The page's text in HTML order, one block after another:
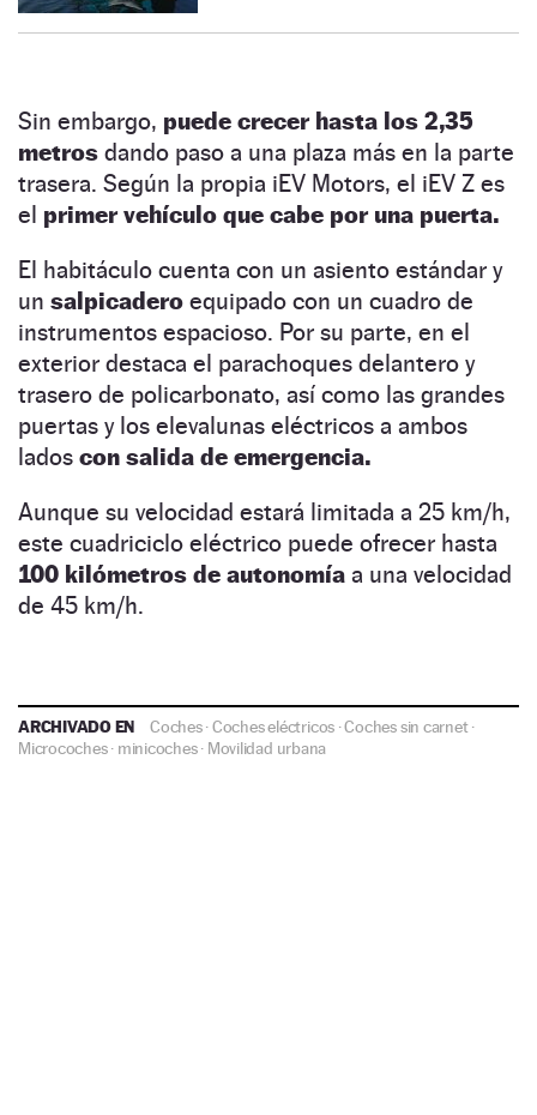
Sin embargo, puede crecer hasta los 2,35
metros dando paso a una plaza más en la parte
trasera. Según la propia iEV Motors, el iEV Z es
el primer vehículo que cabe por una puerta.
El habitáculo cuenta con un asiento estándar y
un salpicadero equipado con un cuadro de
instrumentos espacioso. Por su parte, en el
exterior destaca el parachoques delantero y
trasero de policarbonato, así como las grandes
puertas y los elevalunas eléctricos a ambos
lados con salida de emergencia.
Aunque su velocidad estará limitada a 25 km/h,
este cuadriciclo eléctrico puede ofrecer hasta
100 kilómetros de autonomía a una velocidad
de 45 km/h.
ARCHIVADO EN Coches·Coches eléctricos ·Coches sin carnet·
Microcoches· minicoches· Movilidad urbana